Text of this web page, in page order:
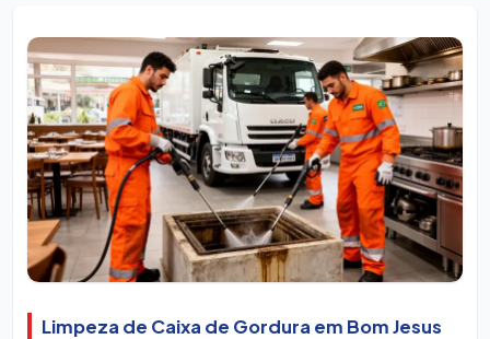
Limpeza de Caixa de Gordura em Bom Jesus